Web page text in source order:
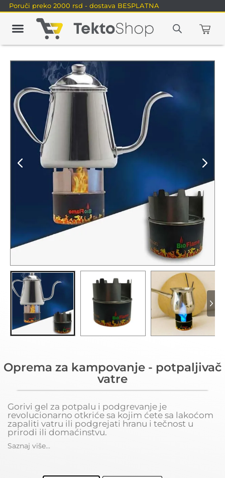
Poruči preko 2000 rsd - dostava BESPLATNA
Oprema za kampovanje - potpaljivač
vatre
Gorivi gel za potpalu i podgrevanje je
revolucionarno otkriće sa kojim ćete sa lakoćom
zapaliti vatru ili podgrejati hranu i tečnost u
prirodi ili domaćinstvu.
Saznaj više...